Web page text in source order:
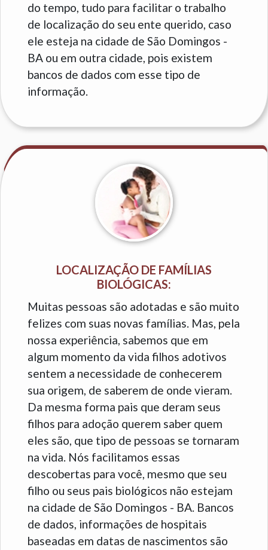
do tempo, tudo para facilitar o trabalho
de localização do seu ente querido, caso
ele esteja na cidade de São Domingos -
BA ou em outra cidade, pois existem
bancos de dados com esse tipo de
informação.
LOCALIZAÇÃO DE FAMÍLIAS
BIOLÓGICAS:
Muitas pessoas são adotadas e são muito
felizes com suas novas famílias. Mas, pela
nossa experiência, sabemos que em
algum momento da vida filhos adotivos
sentem a necessidade de conhecerem
sua origem, de saberem de onde vieram.
Da mesma forma pais que deram seus
filhos para adoção querem saber quem
eles são, que tipo de pessoas se tornaram
na vida. Nós facilitamos essas
descobertas para você, mesmo que seu
filho ou seus pais biológicos não estejam
na cidade de São Domingos - BA. Bancos
de dados, informações de hospitais
baseadas em datas de nascimentos são